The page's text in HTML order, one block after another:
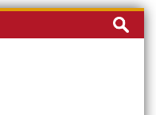
Cari
untuk: